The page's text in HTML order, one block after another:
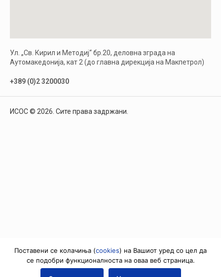
Ул. „Св. Кирил и Методиј“ бр.20, деловна зграда на
Аутомакедонија, кат 2 (до главна дирекција на Макпетрол)
+389 (0)2 3200030
ИСОС © 2026. Сите права задржани.
Поставени се колачиња (cookies) на Вашиот уред со цел да
се подобри функционалноста на оваа веб страница.